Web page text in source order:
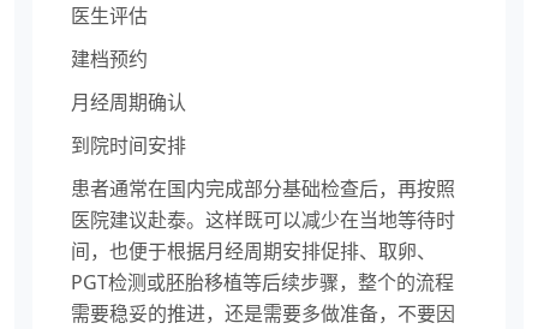
医生评估
建档预约
月经周期确认
到院时间安排
患者通常在国内完成部分基础检查后，再按照
医院建议赴泰。这样既可以减少在当地等待时
间，也便于根据月经周期安排促排、取卵、
PGT检测或胚胎移植等后续步骤，整个的流程
需要稳妥的推进，还是需要多做准备，不要因